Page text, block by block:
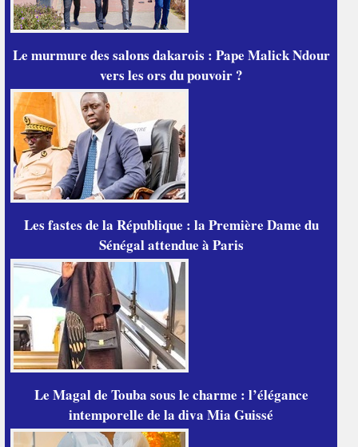
Le murmure des salons dakarois : Pape Malick Ndour
vers les ors du pouvoir ?
Les fastes de la République : la Première Dame du
Sénégal attendue à Paris
Le Magal de Touba sous le charme : l’élégance
intemporelle de la diva Mia Guissé